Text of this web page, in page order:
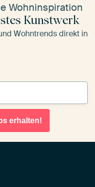
Wohninspiration
Kunstwerk
Wohntrends direkt in
erhalten!